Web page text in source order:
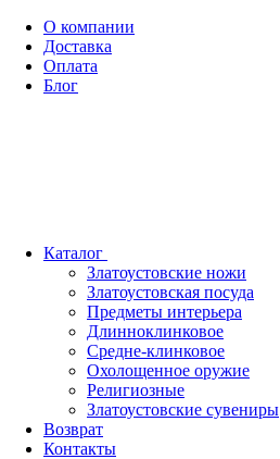
О компании
Доставка
Оплата
Блог
Каталог
Златоустовские ножи
Златоустовская посуда
Предметы интерьера
Длинноклинковое
Средне-клинковое
Охолощенное оружие
Религиозные
Златоустовские сувениры
Возврат
Контакты